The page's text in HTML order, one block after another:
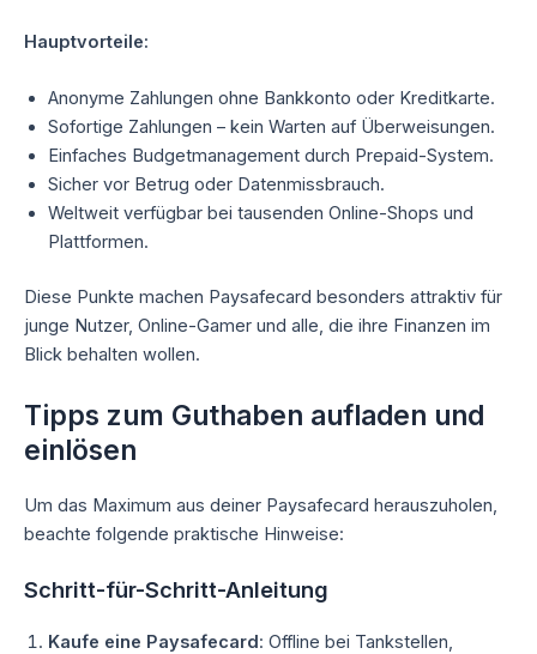
Hauptvorteile:
Anonyme Zahlungen ohne Bankkonto oder Kreditkarte.
Sofortige Zahlungen – kein Warten auf Überweisungen.
Einfaches Budgetmanagement durch Prepaid-System.
Sicher vor Betrug oder Datenmissbrauch.
Weltweit verfügbar bei tausenden Online-Shops und
Plattformen.
Diese Punkte machen Paysafecard besonders attraktiv für
junge Nutzer, Online-Gamer und alle, die ihre Finanzen im
Blick behalten wollen.
Tipps zum Guthaben aufladen und
einlösen
Um das Maximum aus deiner Paysafecard herauszuholen,
beachte folgende praktische Hinweise:
Schritt-für-Schritt-Anleitung
Kaufe eine Paysafecard: Offline bei Tankstellen,